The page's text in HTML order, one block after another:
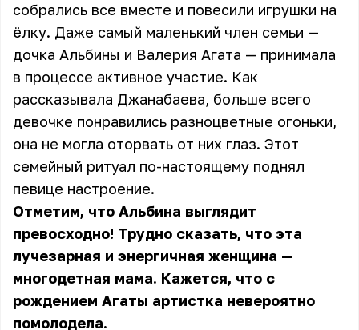
собрались все вместе и повесили игрушки на
ёлку. Даже самый маленький член семьи —
дочка Альбины и Валерия Агата — принимала
в процессе активное участие. Как
рассказывала Джанабаева, больше всего
девочке понравились разноцветные огоньки,
она не могла оторвать от них глаз. Этот
семейный ритуал по-настоящему поднял
певице настроение.
Отметим, что Альбина выглядит
превосходно! Трудно сказать, что эта
лучезарная и энергичная женщина —
многодетная мама. Кажется, что с
рождением Агаты артистка невероятно
помолодела.